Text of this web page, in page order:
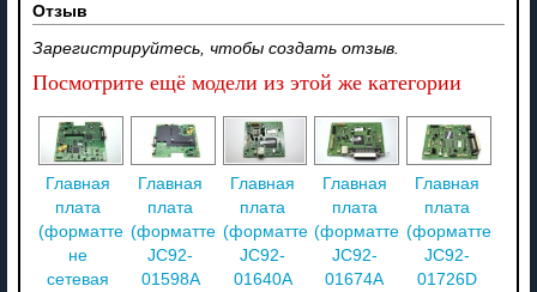
Отзыв
Зарегистрируйтесь, чтобы создать отзыв.
Посмотрите ещё модели из этой же категории
Главная
плата
(форматтер)
не
сетевая
Главная
плата
(форматтер)
JC92-
01598A
Главная
плата
(форматтер)
JC92-
01640A
Главная
плата
(форматтер)
JC92-
01674A
Главная
плата
(форматтер)
JC92-
01726D